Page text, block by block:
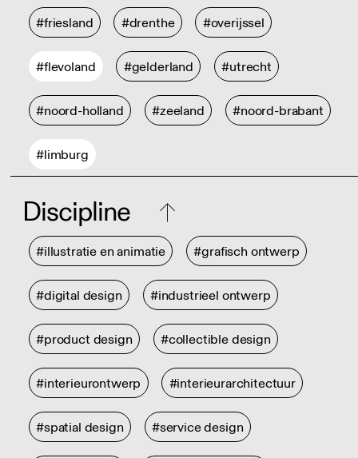
#friesland #drenthe #overijssel
#flevoland #gelderland #utrecht
#noord-holland #zeeland #noord-brabant
#limburg
Discipline
#illustratie en animatie #grafisch ontwerp
#digital design #industrieel ontwerp
#product design #collectible design
#interieurontwerp #interieurarchitectuur
#spatial design #service design